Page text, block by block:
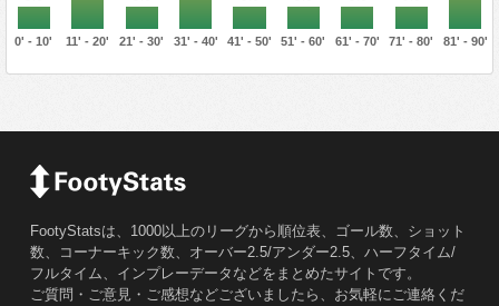
0' - 10' 11' - 20' 21' - 30' 31' - 40' 41' - 50' 51' - 60' 61' - 70' 71' - 80' 81' - 90'
FootyStatsは、1000以上のリーグから順位表、ゴール数、ショット
数、コーナーキック数、オーバー2.5/アンダー2.5、ハーフタイム/
フルタイム、インプレーデータなどをまとめたサイトです。
ご質問・ご意見・ご感想などございましたら、お気軽にご連絡くだ